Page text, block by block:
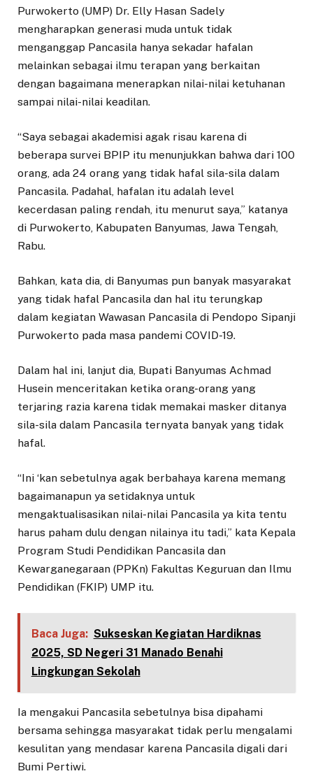
Purwokerto (UMP) Dr. Elly Hasan Sadely
mengharapkan generasi muda untuk tidak
menganggap Pancasila hanya sekadar hafalan
melainkan sebagai ilmu terapan yang berkaitan
dengan bagaimana menerapkan nilai-nilai ketuhanan
sampai nilai-nilai keadilan.
“Saya sebagai akademisi agak risau karena di
beberapa survei BPIP itu menunjukkan bahwa dari 100
orang, ada 24 orang yang tidak hafal sila-sila dalam
Pancasila. Padahal, hafalan itu adalah level
kecerdasan paling rendah, itu menurut saya,” katanya
di Purwokerto, Kabupaten Banyumas, Jawa Tengah,
Rabu.
Bahkan, kata dia, di Banyumas pun banyak masyarakat
yang tidak hafal Pancasila dan hal itu terungkap
dalam kegiatan Wawasan Pancasila di Pendopo Sipanji
Purwokerto pada masa pandemi COVID-19.
Dalam hal ini, lanjut dia, Bupati Banyumas Achmad
Husein menceritakan ketika orang-orang yang
terjaring razia karena tidak memakai masker ditanya
sila-sila dalam Pancasila ternyata banyak yang tidak
hafal.
“Ini ‘kan sebetulnya agak berbahaya karena memang
bagaimanapun ya setidaknya untuk
mengaktualisasikan nilai-nilai Pancasila ya kita tentu
harus paham dulu dengan nilainya itu tadi,” kata Kepala
Program Studi Pendidikan Pancasila dan
Kewarganegaraan (PPKn) Fakultas Keguruan dan Ilmu
Pendidikan (FKIP) UMP itu.
Baca Juga: Sukseskan Kegiatan Hardiknas
2025, SD Negeri 31 Manado Benahi
Lingkungan Sekolah
Ia mengakui Pancasila sebetulnya bisa dipahami
bersama sehingga masyarakat tidak perlu mengalami
kesulitan yang mendasar karena Pancasila digali dari
Bumi Pertiwi.